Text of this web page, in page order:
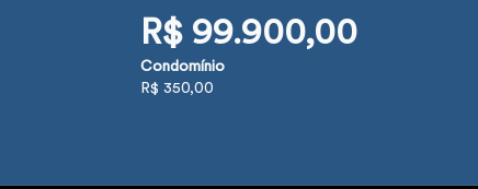
R$ 99.900,00
Condomínio
R$ 350,00